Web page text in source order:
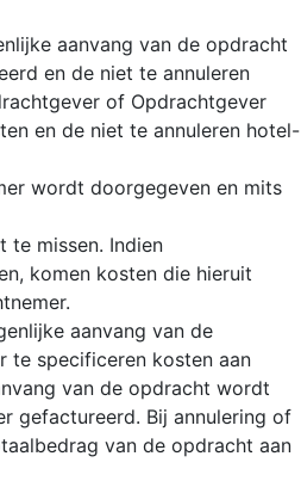
aanvang van de opdracht
en de niet te annuleren
of Opdrachtgever
en de niet te annuleren hotel-
wordt doorgegeven en mits
te missen. Indien
komen kosten die hieruit
aanvang van de
te specificeren kosten aan
van de opdracht wordt
gefactureerd. Bij annulering of
van de opdracht aan